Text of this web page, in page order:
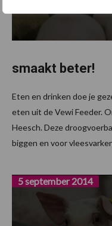
smaakt beter!
Eten en drinken doe je
eten uit de Vewi Feeder.
Heesch. Deze
biggen en voor
5 september 2014